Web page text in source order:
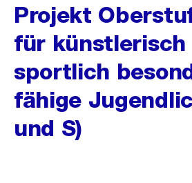
Projekt
für künstlerisch
sportlich
fähige
und S)